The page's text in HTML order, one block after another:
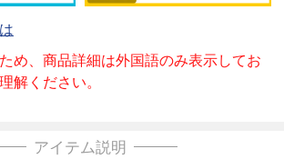
め、商品詳細は外国語のみ表示してお
解ください。
アイテム説明